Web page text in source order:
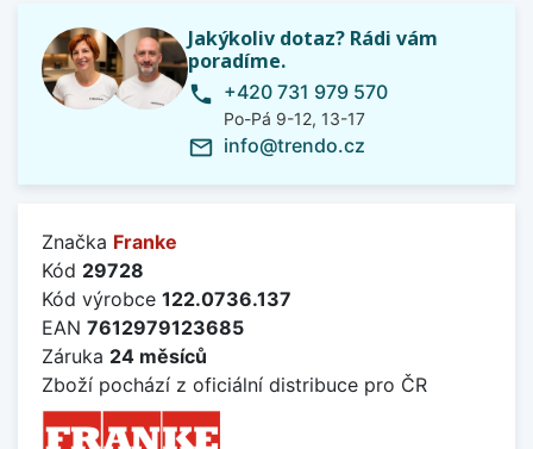
Jakýkoliv dotaz? Rádi vám
poradíme.
phone +420 731 979 570
Po-Pá 9-12, 13-17
mail_outline info@trendo.cz
Značka Franke
Kód 29728
Kód výrobce 122.0736.137
EAN 7612979123685
Záruka 24 měsíců
Zboží pochází z oficiální distribuce pro ČR